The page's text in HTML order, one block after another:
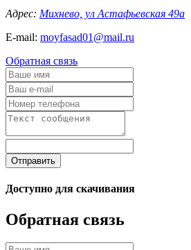
Адрес: Михнево, ул Астафьевская 49а
E-mail: moyfasad01@mail.ru
Обратная связь
Отправить
Доступно для скачивания
Обратная связь